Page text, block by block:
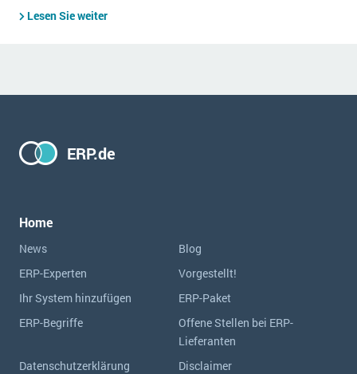
Lesen Sie weiter
ERP.de
Home
News
Blog
ERP-Experten
Vorgestellt!
Ihr System hinzufügen
ERP-Paket
ERP-Begriffe
Offene Stellen bei ERP-
Lieferanten
Datenschutzerklärung
Disclaimer